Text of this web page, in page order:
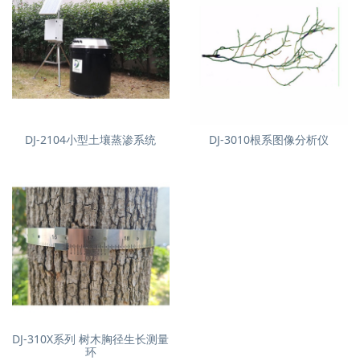
DJ-2104小型土壤蒸渗系统 DJ-3010根系图像分析仪
DJ-310X系列 树木胸径生长测量
环